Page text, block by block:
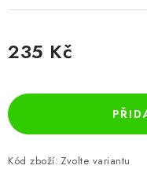
235 Kč
Kód zboží: Zvolte variantu